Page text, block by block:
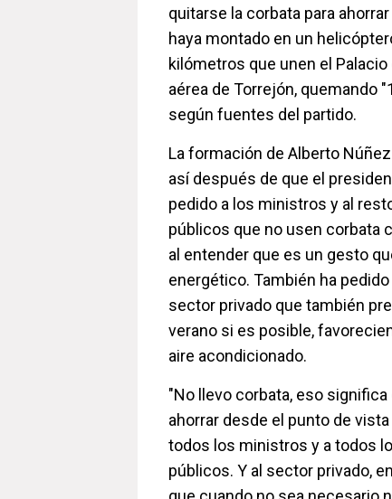
quitarse la corbata para
haya montado en un
kilómetros que unen el
aérea de Torrejón, quemando
según fuentes del partido.
La formación de Alberto
así después de que el
pedido a los ministros y al
públicos que no usen corbata
al entender que es un gesto
energético. También ha
sector privado que también
verano si es posible,
aire acondicionado.
"No llevo corbata, eso
ahorrar desde el punto de
todos los ministros y a todos
públicos. Y al sector privado,